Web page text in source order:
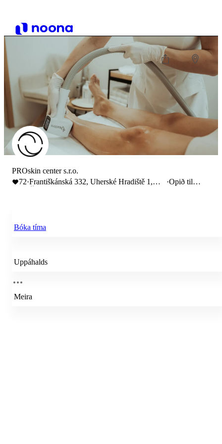
PROskin center s.r.o.
72·Františkánská 332, Uherské Hradiště 1,
·Opið til
Bóka tíma
Uppáhalds
Meira